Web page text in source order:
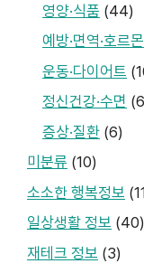
영양·식품 (44)
예방·면역·호르몬
운동·다이어트
정신건강·수면
증상·질환 (6)
미분류 (10)
소소한 행복정보
일상생활 정보 (40)
재테크 정보 (3)